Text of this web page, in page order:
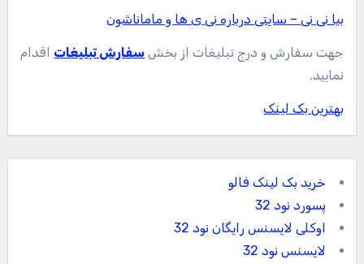
بیا نی نی – سایتی درباره نی ی ها و ماماناشون
جهت سفارش و درج تبلیغات از بخش سفارش تبلیغات اقدام
نمایید.
بهترین بک لینک
خرید بک لینک فالو
پسورد نود 32
اوکلی لایسنس رایگان نود 32
لایسنس نود 32